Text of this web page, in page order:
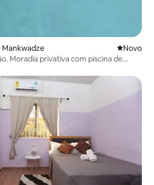
Mankwadze Novo
Novo
Moradia privativa com piscina de